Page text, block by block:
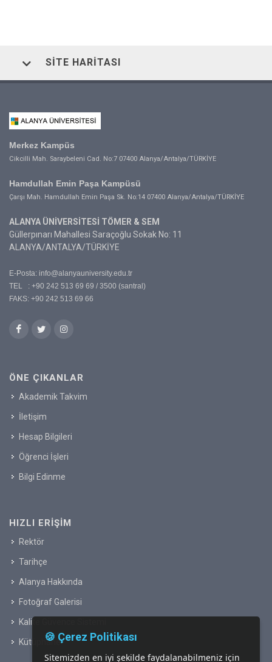
SITE HARITASI
Merkez Kampüs
Cikcilli Mah. Saraybeleni Cad. No:7 07400 Alanya/Antalya/TÜRKİYE
Hamdullah Emin Paşa Kampüsü
Çarşı Mah. Hamdullah Emin Paşa Sk. No:14 07400 Alanya/Antalya/TÜRKİYE
ALANYA ÜNİVERSİTESİ TÖMER & SEM
Güllerpınarı Mahallesi Saraçoğlu Sokak No: 11
ALANYA/ANTALYA/TÜRKİYE
E-Posta: info@alanyauniversity.edu.tr
TEL : +90 242 513 69 69 / 3500 (santral)
FAKS: +90 242 513 69 66
ÖNE ÇIKANLAR
Akademik Takvim
İletişim
Hesap Bilgileri
Öğrenci İşleri
Bilgi Edinme
HIZLI ERIŞIM
Rektör
Tarihçe
Alanya Hakkında
Fotoğraf Galerisi
Kalite Güvence Sistemi
Kütüphane🍪 Çerez Politikası
Sitemizden en iyi şekilde faydalanabilmeniz için